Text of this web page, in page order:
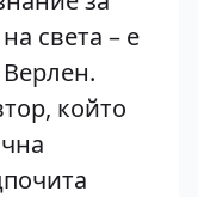
света – е
който